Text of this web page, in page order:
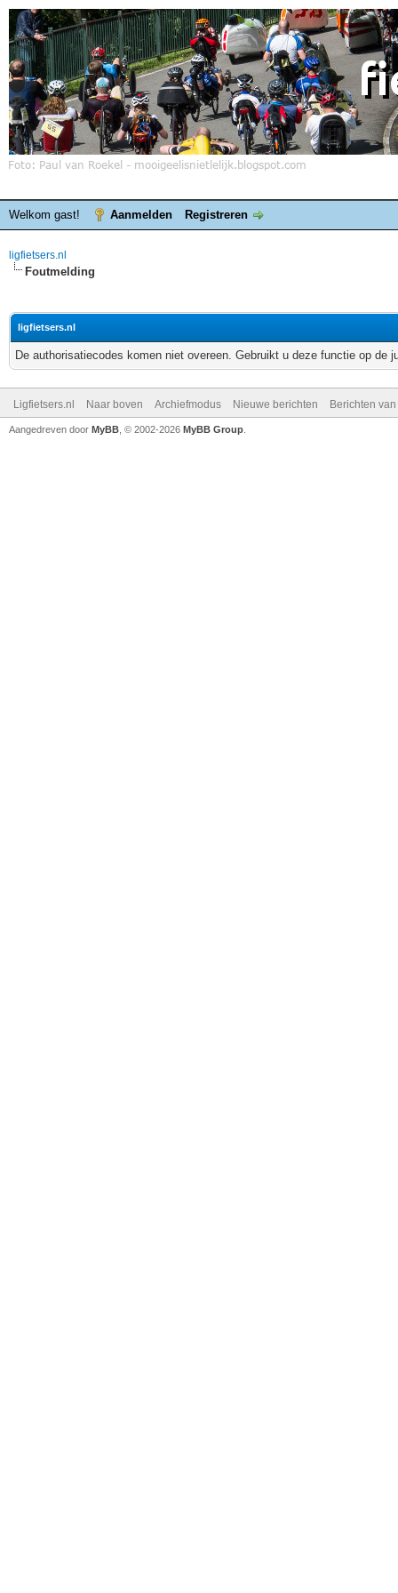
Welkom gast! Aanmelden Registreren
ligfietsers.nl
Foutmelding
ligfietsers.nl
De authorisatiecodes komen niet overeen. Gebruikt u deze functie op de
Ligfietsers.nl Naar boven Archiefmodus Nieuwe berichten Berichten
Aangedreven door MyBB , © 2002-2026 MyBB Group